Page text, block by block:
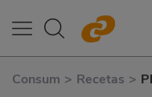
Consum > Recetas >